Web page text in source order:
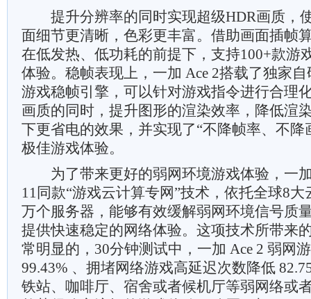
提升分辨率的同时实现超级HDR画质，
面细节更清晰，色彩更丰富。借助画面插帧
在低发热、低功耗的前提下，支持100+款游
体验。稳帧表现上，一加 Ace 2搭载了独家自
游戏稳帧引擎，可以针对游戏指令进行合理
画质的同时，提升图形的渲染效率，降低渲
下更省电的效果，并实现了“不降帧率、不降
极佳游戏体验。
为了带来更好的弱网环境游戏体验，一加
11同款“游戏云计算专网”技术，依托全球8
万个服务器，能够有效缓解弱网环境信号质
提供快速稳定的网络体验。这项技术所带来
常明显的，30分钟测试中，一加 Ace 2 弱网
99.43% 、拥堵网络游戏高延迟次数降低
铁站、咖啡厅、宿舍或者候机厅等弱网络或